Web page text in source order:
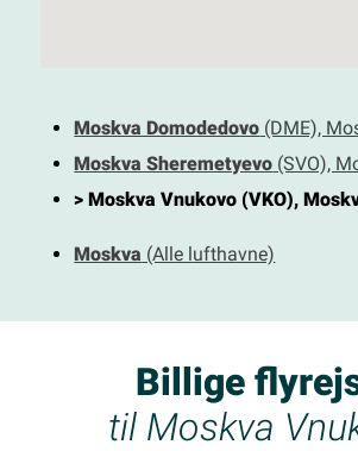
Moskva Domodedovo (DME),
Moskva Sheremetyevo (SVO),
> Moskva Vnukovo (VKO),
Moskva (Alle lufthavne)
Billige
til Moskva